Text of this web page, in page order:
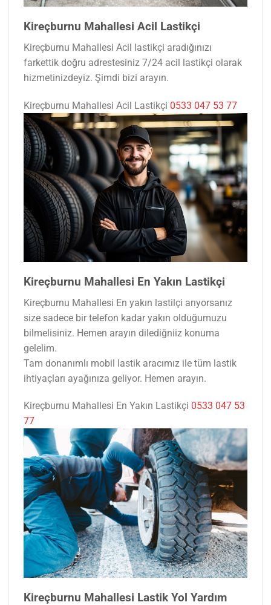
Kireçburnu Mahallesi Acil Lastikçi
Kireçburnu Mahallesi Acil lastikçi aradığınızı
farkettik doğru adrestesiniz 7/24 acil lastikçi olarak
hizmetinizdeyiz. Şimdi bizi arayın.
Kireçburnu Mahallesi Acil Lastikçi 0533 047 53 77
Kireçburnu Mahallesi En Yakın Lastikçi
Kireçburnu Mahallesi En yakın lastilçi arıyorsanız
size sadece bir telefon kadar yakın olduğumuzu
bilmelisiniz. Hemen arayın dilediğniiz konuma
gelelim.
Tam donanımlı mobil lastik aracımız ile tüm lastik
ihtiyaçları ayağınıza geliyor. Hemen arayın.
Kireçburnu Mahallesi En Yakın Lastikçi 0533 047 53
77
Kireçburnu Mahallesi Lastik Yol Yardım